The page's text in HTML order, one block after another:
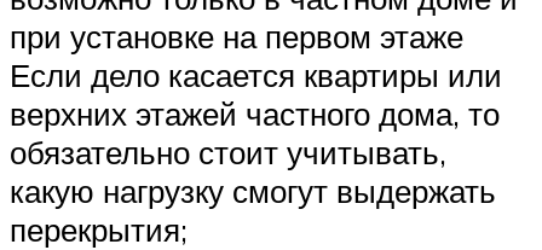
при установке на первом этаже
Если дело касается квартиры или
верхних этажей частного дома, то
обязательно стоит учитывать,
какую нагрузку смогут выдержать
перекрытия;